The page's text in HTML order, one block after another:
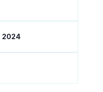
2024